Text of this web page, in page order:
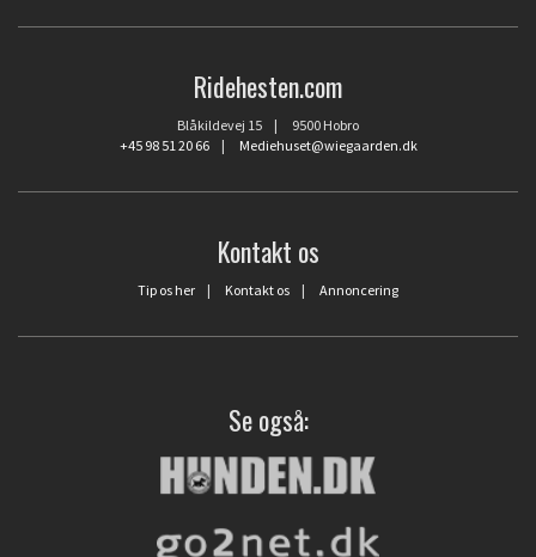
Ridehesten.com
Blåkildevej 15 | 9500 Hobro
+45 98 51 20 66| Mediehuset@wiegaarden.dk
Kontakt os
Tip os her | Kontakt os | Annoncering
Se også: